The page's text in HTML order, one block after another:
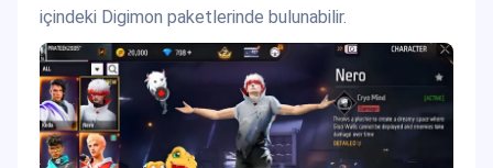
içindeki Digimon paketlerinde bulunabilir.